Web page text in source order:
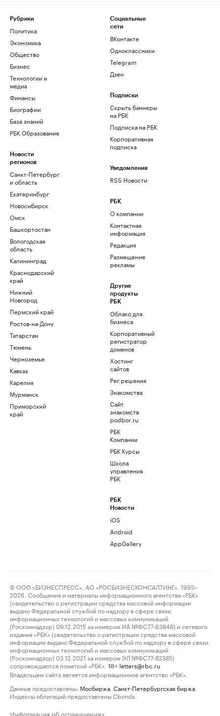
Рубрики
Политика
Экономика
Общество
Бизнес
Технологии и
медиа
Финансы
Биографии
База знаний
РБК Образование
Новости
регионов
Санкт-Петербург
и область
Екатеринбург
Новосибирск
Омск
Башкортостан
Вологодская
область
Калининград
Краснодарский
край
Нижний
Новгород
Пермский край
Ростов-на-Дону
Татарстан
Тюмень
Черноземье
Кавказ
Карелия
Мурманск
Приморский
край
Социальные
сети
ВКонтакте
Одноклассники
Telegram
Дзен
Подписки
Скрыть баннеры
на РБК
Подписка на РБК
Корпоративная
подписка
Уведомления
RSS Новости
РБК
О компании
Контактная
информация
Редакция
Размещение
рекламы
Другие
продукты
РБК
Облако для
бизнеса
Корпоративный
регистратор
доменов
Хостинг
сайтов
Рег.решения
Знакомства
Сайт
знакомств
podbor.ru
РБК
Компании
РБК Курсы
Школа
управления
РБК
РБК
Новости
iOS
Android
AppGallery
© ООО «БИЗНЕСПРЕСС», АО «РОСБИЗНЕСКОНСАЛТИНГ», 1995–
2026. Сообщения и материалы информационного агентства «РБК»
(свидетельство о регистрации средства массовой информации
выдано Федеральной службой по надзору в сфере связи,
информационных технологий и массовых коммуникаций
(Роскомнадзор) 09.12.2015 за номером ИА №ФС77-63848) и сетевого
издания «РБК» (свидетельство о регистрации средства массовой
информации выдано Федеральной службой по надзору в сфере связи,
информационных технологий и массовых коммуникаций
(Роскомнадзор) 03.12.2021 за номером ЭЛ №ФС77-82385)
сопровождаются пометкой «РБК».
18+ letters@rbc.ru
Владельцем сайта является информационное агентство «РБК».
Данные предоставлены: Мосбиржа Санкт-Петербургская биржа
Индексы облигаций предоставлены Cbonds.
Информация об ограничениях